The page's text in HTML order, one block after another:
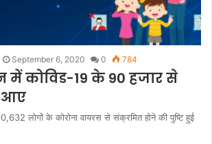
September 6, 2020 0 784
में कोविड-19 के 90 हजार से
आए
लोगों के कोरोना वायरस से संक्रमित होने की पुष्टि हुई